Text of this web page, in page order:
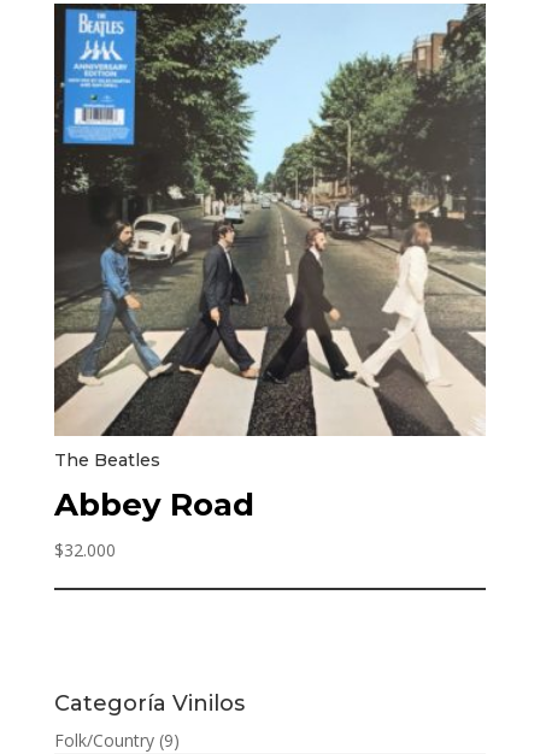
The Beatles
Abbey Road
$32.000
Categoría Vinilos
Folk/Country (9)